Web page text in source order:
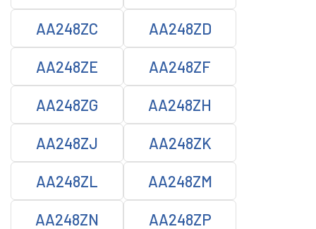
AA248ZC AA248ZD
AA248ZE AA248ZF
AA248ZG AA248ZH
AA248ZJ AA248ZK
AA248ZL AA248ZM
AA248ZN AA248ZP